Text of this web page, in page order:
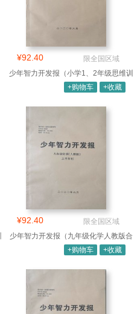
¥92.40
限全国区域
少年智力开发报（小学1、2年级思维训
练合
+购物车 +收藏
¥92.40
限全国区域
少年智力开发报（九年级化学人教版合
订本）
+购物车 +收藏